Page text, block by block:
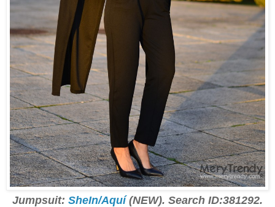
Jumpsuit: SheIn/Aquí(NEW). Search ID:381292.